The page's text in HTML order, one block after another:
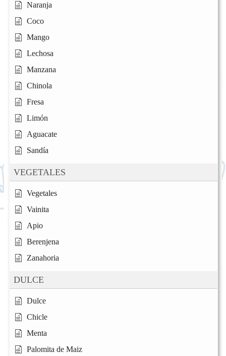
Naranja
Coco
Mango
Lechosa
Manzana
Chinola
Fresa
Limón
Aguacate
Sandía
VEGETALES
Vegetales
Vainita
Apio
Berenjena
Zanahoria
DULCE
Dulce
Chicle
Menta
Palomita de Maiz